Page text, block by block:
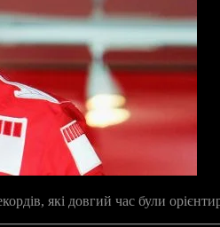
які довгий час були